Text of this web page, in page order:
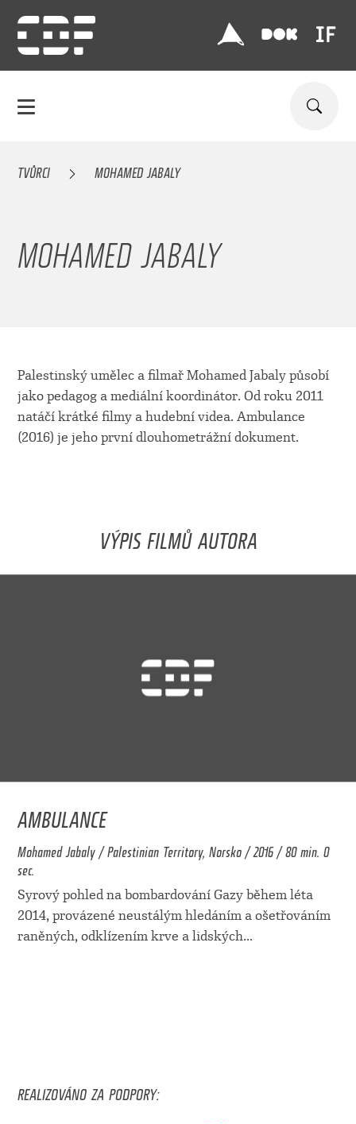
TVŮRCI MOHAMED JABALY
MOHAMED JABALY
Palestinský umělec a filmař Mohamed Jabaly působí
jako pedagog a mediální koordinátor. Od roku 2011
natáčí krátké filmy a hudební videa. Ambulance
(2016) je jeho první dlouhometrážní dokument.
VÝPIS FILMŮ AUTORA
AMBULANCE
Mohamed Jabaly / Palestinian Territory, Norsko / 2016 / 80 min. 0
sec.
Syrový pohled na bombardování Gazy během léta
2014, provázené neustálým hledáním a ošetřováním
raněných, odklízením krve a lidských...
REALIZOVÁNO ZA PODPORY: